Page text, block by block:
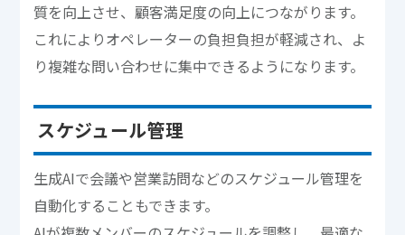
質を向上させ、顧客満足度の向上につながります。
これによりオペレーターの負担負担が軽減され、よ
り複雑な問い合わせに集中できるようになります。
スケジュール管理
生成AIで会議や営業訪問などのスケジュール管理を
自動化することもできます。